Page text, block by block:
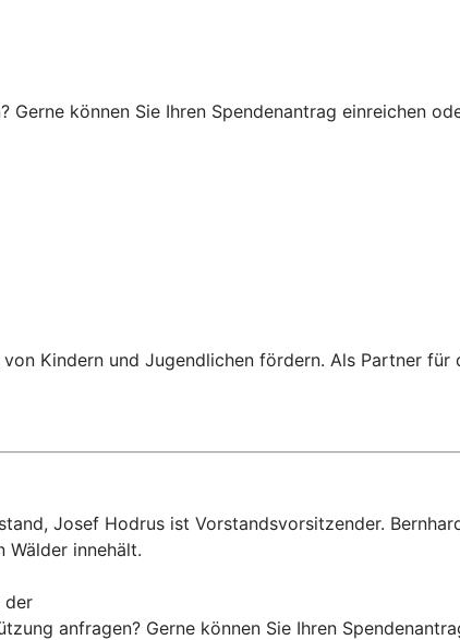
können Sie Ihren Spendenantrag einreichen
Kindern und Jugendlichen fördern. Als Partner für
Josef Hodrus ist Vorstandsvorsitzender.
Wälder innehält.
der
anfragen? Gerne können Sie Ihren